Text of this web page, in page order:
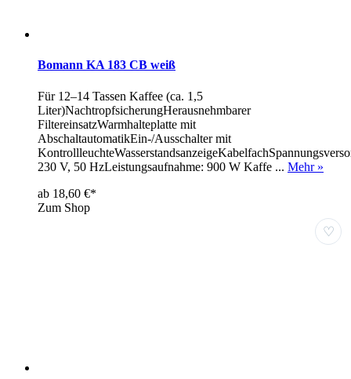
Bomann KA 183 CB weiß
Für 12–14 Tassen Kaffee (ca. 1,5
Liter)NachtropfsicherungHerausnehmbarer
FiltereinsatzWarmhalteplatte mit
AbschaltautomatikEin-/Ausschalter mit
230 V, 50 HzLeistungsaufnahme: 900 W Kaffe ... Mehr »
ab 18,60 €*
Zum Shop
♡